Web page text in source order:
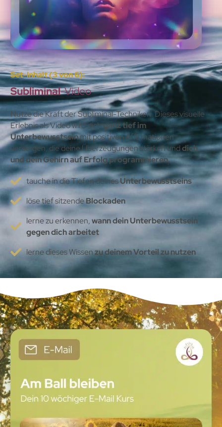
Set-Inhalt (3 von 6):
Subliminal-Video
Nutze die Kraft der Subliminal-Techniken. Dieses visuelle
Erlebnis als Video wird dichganz tief im
Unterbewusstseinmit positiven Affirmationen
versorgen, die deine Überzeugungen stärken unddich
und dein Gehirn auf Erfolg programmieren.
tauche in die Tiefen deinesUnterbewusstseins
löse tief sitzendeBlockaden
lerne zu erkennen,wann dein Unterbewusstsein
gegen dich arbeitet
lerne dieses Wissenzu deinem Vorteil zu nutzen